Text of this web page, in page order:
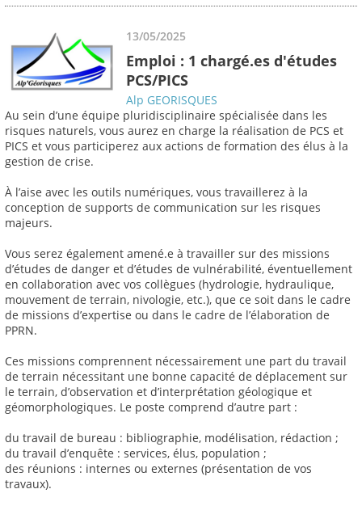
13/05/2025
Emploi : 1 chargé.es d'études
PCS/PICS
Alp GEORISQUES
Au sein d’une équipe pluridisciplinaire spécialisée dans les
risques naturels, vous aurez en charge la réalisation de PCS et
PICS et vous participerez aux actions de formation des élus à la
gestion de crise.
À l’aise avec les outils numériques, vous travaillerez à la
conception de supports de communication sur les risques
majeurs.
Vous serez également amené.e à travailler sur des missions
d’études de danger et d’études de vulnérabilité, éventuellement
en collaboration avec vos collègues (hydrologie, hydraulique,
mouvement de terrain, nivologie, etc.), que ce soit dans le cadre
de missions d’expertise ou dans le cadre de l’élaboration de
PPRN.
Ces missions comprennent nécessairement une part du travail
de terrain nécessitant une bonne capacité de déplacement sur
le terrain, d’observation et d’interprétation géologique et
géomorphologiques. Le poste comprend d’autre part :
du travail de bureau : bibliographie, modélisation, rédaction ;
du travail d’enquête : services, élus, population ;
des réunions : internes ou externes (présentation de vos
travaux).